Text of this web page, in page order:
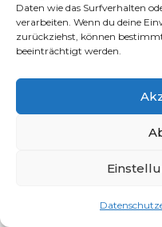
Daten wie das Surfverhalten
verarbeiten. Wenn du deine
zurückziehst, können
beeinträchtigt werden.